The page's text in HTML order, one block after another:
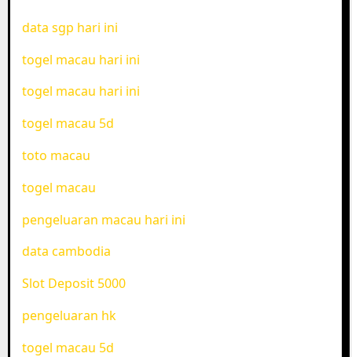
data sgp hari ini
togel macau hari ini
togel macau hari ini
togel macau 5d
toto macau
togel macau
pengeluaran macau hari ini
data cambodia
Slot Deposit 5000
pengeluaran hk
togel macau 5d